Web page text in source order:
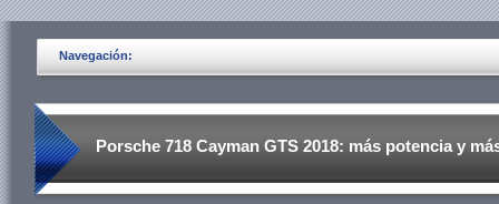
Navegación:
Porsche 718 Cayman GTS 2018: más potencia y